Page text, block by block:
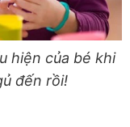
hiện của bé khi
đến rồi!